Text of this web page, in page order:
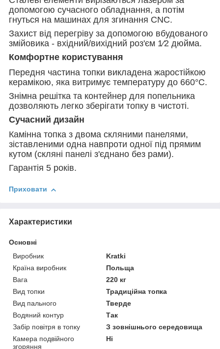
допомогою сучасного обладнання, а потім
гнуться на машинах для згинання CNC.
Захист від перегріву за допомогою вбудованого
змійовика - вхідний/вихідний роз'єм 1⁄2 дюйма.
Комфортне користування
Передня частина топки викладена жаростійкою
керамікою, яка витримує температуру до 660°C.
Знімна решітка та контейнер для попельника
дозволяють легко зберігати топку в чистоті.
Сучасний дизайн
Камінна топка з двома скляними панелями,
зіставленими одна навпроти одної під прямим
кутом (скляні панелі з'єднано без рами).
Гарантія 5 років.
Приховати
Характеристики
Основні
Виробник
Kratki
Країна виробник
Польща
Вага
220 кг
Вид топки
Традиційна топка
Вид пального
Тверде
Водяний контур
Так
Забір повітря в топку
З зовнішнього середовища
Камера подвійного
згоряння
Ні